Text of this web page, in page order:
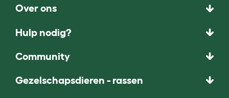
Over ons
Hulp nodig?
Community
Gezelschapsdieren - rassen